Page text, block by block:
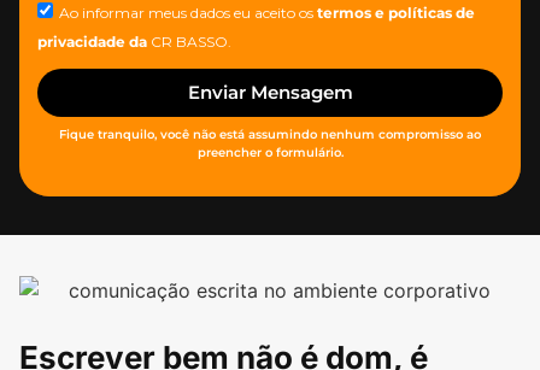
Ao informar meus dados eu aceito os termos e políticas de
privacidade da CR BASSO.
Enviar Mensagem
Fique tranquilo, você não está assumindo nenhum compromisso ao
preencher o formulário.
Escrever bem não é dom, é